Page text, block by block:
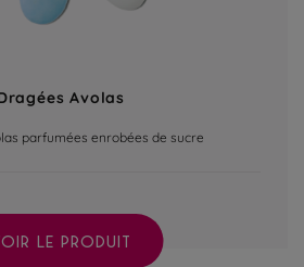
Avolas
parfumées enrobées de sucre
LE PRODUIT